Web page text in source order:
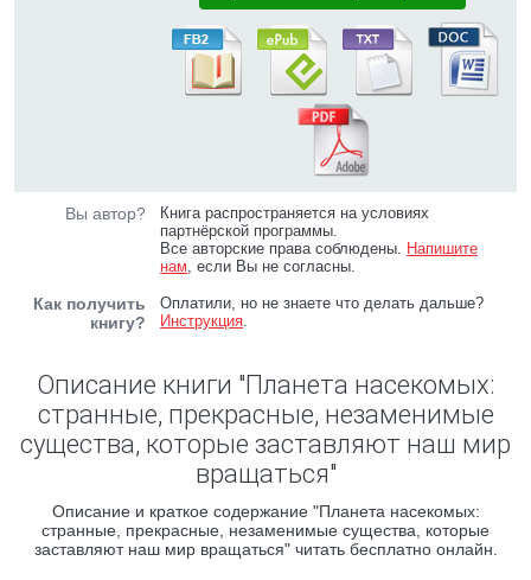
Вы автор?
Книга распространяется на условиях
партнёрской программы.
Все авторские права соблюдены. Напишите
нам, если Вы не согласны.
Как получить
книгу?
Оплатили, но не знаете что делать дальше?
Инструкция.
Описание книги "Планета насекомых:
странные, прекрасные, незаменимые
существа, которые заставляют наш мир
вращаться"
Описание и краткое содержание "Планета насекомых:
странные, прекрасные, незаменимые существа, которые
заставляют наш мир вращаться" читать бесплатно онлайн.